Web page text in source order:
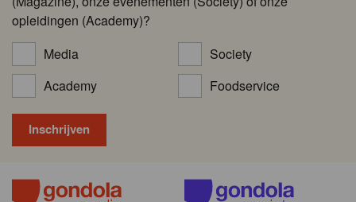
opleidingen (Academy)?
Media
Society
Academy
Foodservice